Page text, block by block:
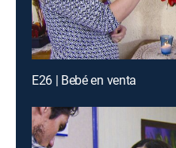
E26 | Bebé en venta